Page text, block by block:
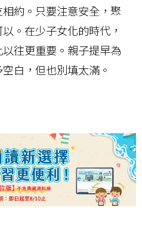
約。只要注意安全，聚
。在少子女化的時代，
往更重要。親子提早為
白，但也別填太滿。